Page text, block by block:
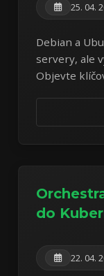
25. 04.
Debian a
servery, ale
Objevte
do
22. 04.